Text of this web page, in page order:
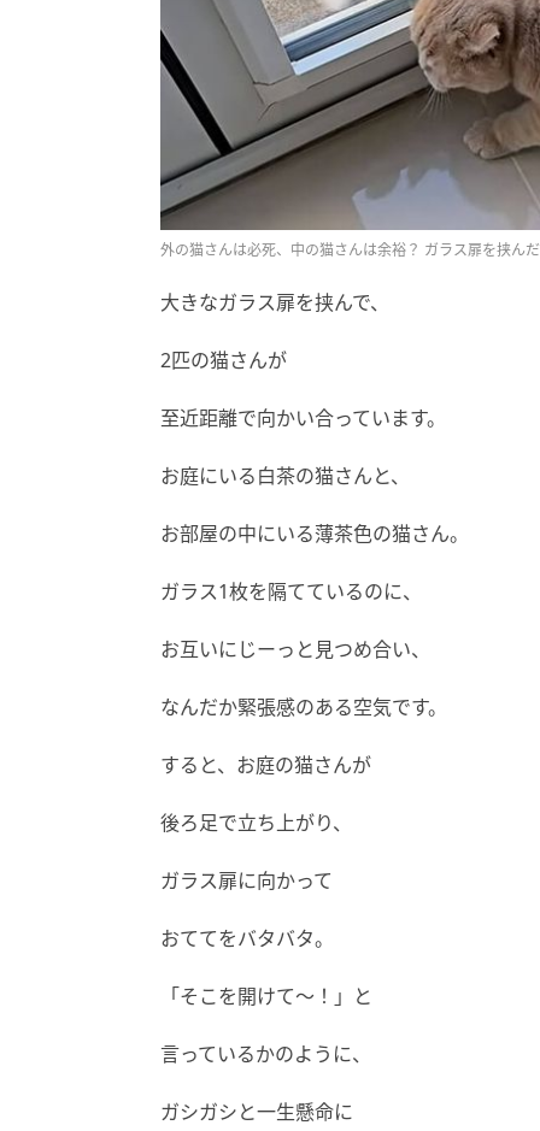
外の猫さんは必死、中の猫さんは余裕？ ガラス扉を挟ん
大きなガラス扉を挟んで、
2匹の猫さんが
至近距離で向かい合っています。
お庭にいる白茶の猫さんと、
お部屋の中にいる薄茶色の猫さん。
ガラス1枚を隔てているのに、
お互いにじーっと見つめ合い、
なんだか緊張感のある空気です。
すると、お庭の猫さんが
後ろ足で立ち上がり、
ガラス扉に向かって
おててをバタバタ。
「そこを開けて〜！」と
言っているかのように、
ガシガシと一生懸命に